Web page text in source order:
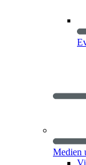
Medien